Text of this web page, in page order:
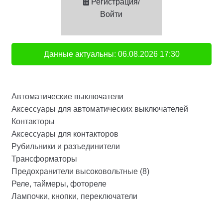
Войти
Данные актуальны: 06.08.2026 17:30
Автоматические выключатели
Аксессуары для автоматических выключателей
Контакторы
Аксессуары для контакторов
Рубильники и разъединители
Трансформаторы
Предохранители высоковольтные (8)
Реле, таймеры, фотореле
Лампочки, кнопки, переключатели